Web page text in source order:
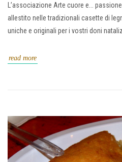
L’associazione Arte cuore e...
allestito nelle tradizionali casette di
uniche e originali per i vostri doni
read more